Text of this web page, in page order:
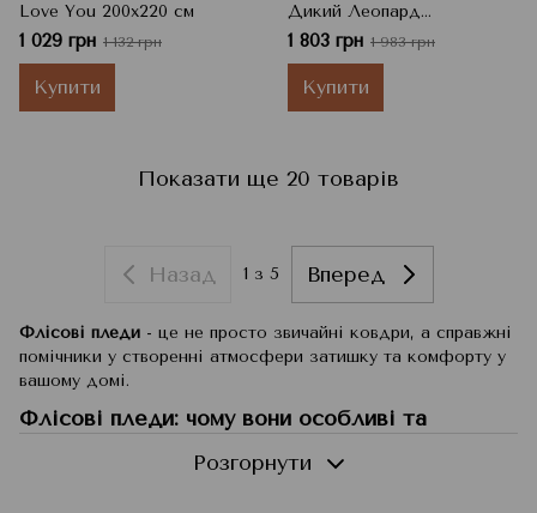
Love You 200x220 см
1 029 грн 1 132 грн
Купити
Дикий Леопард
двосторонній Love You 150
x 200 см
1 803 грн 1 983 грн
Купити
Показати ще 20 товарів
Назад 1 з 5 Вперед
Флісові пледи - це не просто звичайні ковдри, а справжні
помічники у створенні атмосфери затишку та комфорту у
вашому домі.
Флісові пледи: чому вони особливі та
Флісові пледи - це витончене поєднання комфорту, стилю
Розгорнути